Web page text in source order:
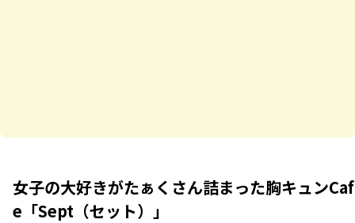
女子の大好きがたぁくさん詰まった胸キュンCaf
e「Sept（セット）」